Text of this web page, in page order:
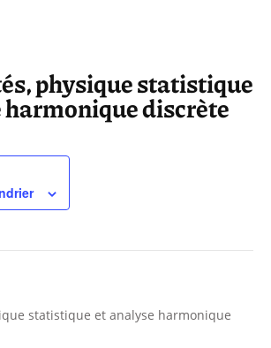
physique statistique
harmonique discrète
statistique et analyse harmonique